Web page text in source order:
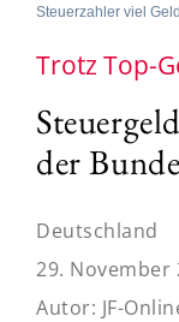
Steuerzahler viel
Trotz Top-
der
Deutschland
29. November
Autor: JF-